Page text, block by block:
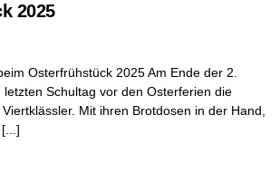
2025
Osterfrühstück 2025 Am Ende der 2.
Schultag vor den Osterferien die
Mit ihren Brotdosen in der Hand,